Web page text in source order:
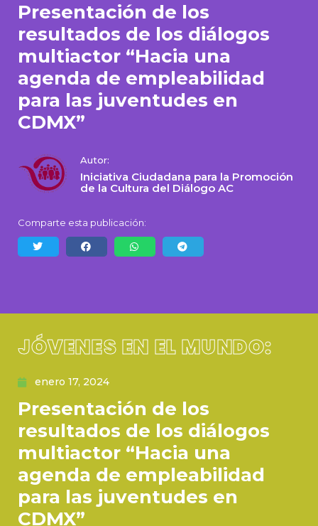
Presentación de los
resultados de los diálogos
multiactor “Hacia una
agenda de empleabilidad
para las juventudes en
CDMX”
Autor:
Iniciativa Ciudadana para la Promoción
de la Cultura del Diálogo AC
Comparte esta publicación:
JÓVENES EN EL MUNDO:
enero 17, 2024
Presentación de los
resultados de los diálogos
multiactor “Hacia una
agenda de empleabilidad
para las juventudes en
CDMX”